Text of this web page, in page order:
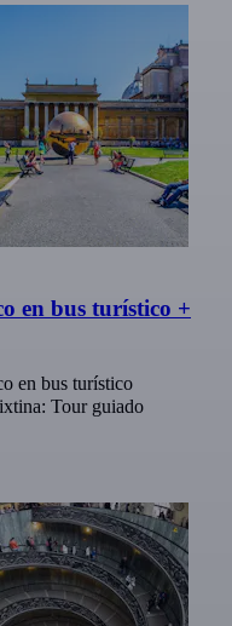
en bus turístico +
en bus turístico
Tour guiado